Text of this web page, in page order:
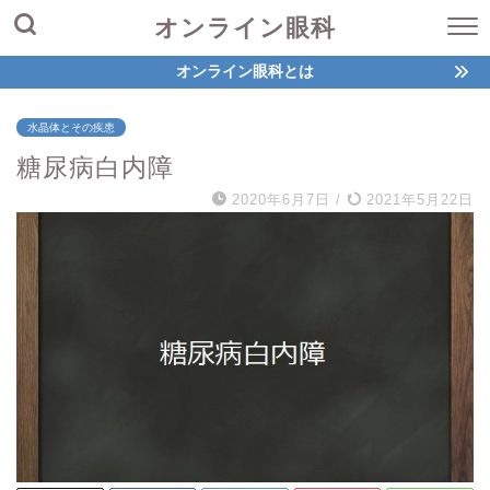
オンライン眼科
オンライン眼科とは
水晶体とその疾患
糖尿病白内障
2020年6月7日 / 2021年5月22日